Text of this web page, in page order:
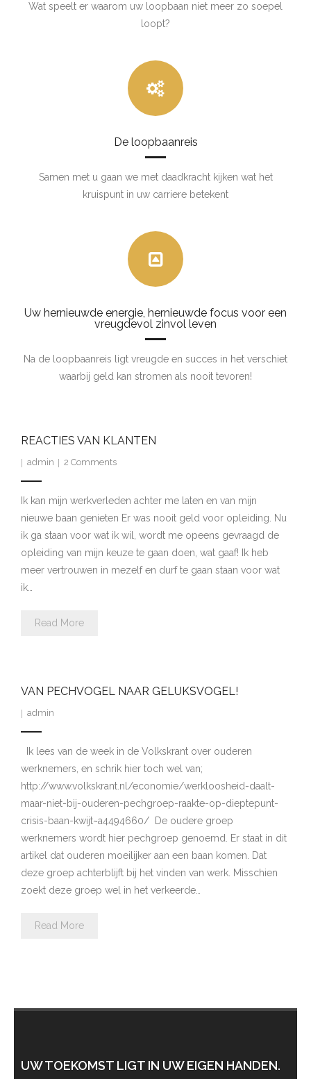
Wat speelt er waarom uw loopbaan niet meer zo soepel
loopt?
De loopbaanreis
Samen met u gaan we met daadkracht kijken wat het
kruispunt in uw carriere betekent
Uw hernieuwde energie, hernieuwde focus voor een
vreugdevol zinvol leven
Na de loopbaanreis ligt vreugde en succes in het verschiet
waarbij geld kan stromen als nooit tevoren!
REACTIES VAN KLANTEN
admin 2 Comments
Ik kan mijn werkverleden achter me laten en van mijn
nieuwe baan genieten Er was nooit geld voor opleiding. Nu
ik ga staan voor wat ik wil, wordt me opeens gevraagd de
opleiding van mijn keuze te gaan doen, wat gaaf! Ik heb
meer vertrouwen in mezelf en durf te gaan staan voor wat
ik…
Read More
VAN PECHVOGEL NAAR GELUKSVOGEL!
admin
Ik lees van de week in de Volkskrant over ouderen
werknemers, en schrik hier toch wel van;
http://www.volkskrant.nl/economie/werkloosheid-daalt-
maar-niet-bij-ouderen-pechgroep-raakte-op-dieptepunt-
crisis-baan-kwijt~a4494660/ De oudere groep
werknemers wordt hier pechgroep genoemd. Er staat in dit
artikel dat ouderen moeilijker aan een baan komen. Dat
deze groep achterblijft bij het vinden van werk. Misschien
zoekt deze groep wel in het verkeerde…
Read More
UW TOEKOMST LIGT IN UW EIGEN HANDEN.